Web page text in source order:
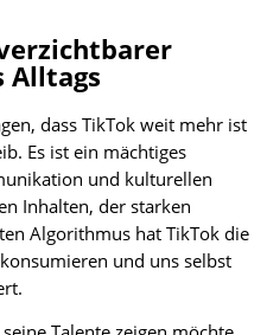
Alltags
dass TikTok weit mehr ist
Es ist ein mächtiges
und kulturellen
Inhalten, der starken
Algorithmus hat TikTok die
und uns selbst